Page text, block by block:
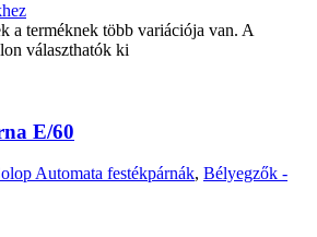
a terméknek több variációja van. A
választhatók ki
E/60
Automata festékpárnák, Bélyegzők -